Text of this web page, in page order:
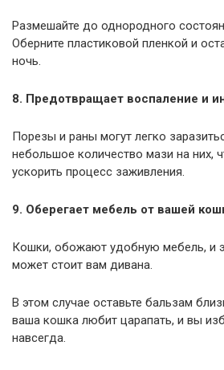
Размешайте до однородного
Оберните пластиковой пленкой и
ночь.
8. Предотвращает воспаление и
Порезы и раны могут легко
небольшое количество мази на них,
ускорить процесс заживления.
9. Оберегает мебель от вашей
Кошки, обожают удобную мебель, и
может стоит вам дивана.
В этом случае оставьте бальзам
ваша кошка любит царапать, и вы
навсегда.